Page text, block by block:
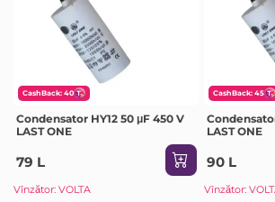
CashBack: 40
Condensator HY12 50 μF 450 V
LAST ONE
79 L
Vînzător: VOLTA
CashBack: 45
LAST ONE
90 L
Vînzător: